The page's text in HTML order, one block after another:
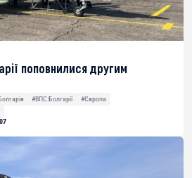
поповнилися другим
#ВПС Болгарії
#Європа